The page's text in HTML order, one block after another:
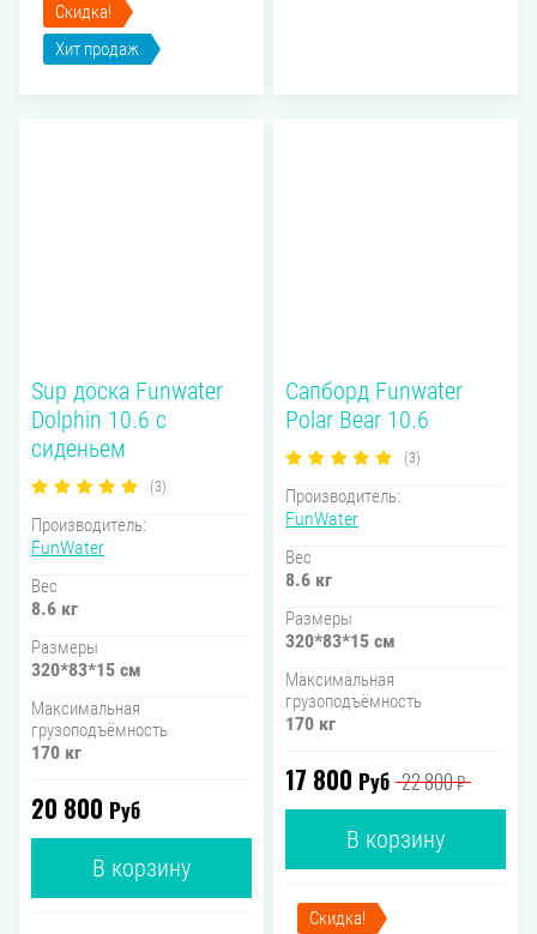
Скидка!
Хит продаж
Sup доска Funwater
Dolphin 10.6 с
сиденьем
(3)
Производитель:
FunWater
Вес
8.6 кг
Размеры
320*83*15 см
Максимальная
грузоподъёмность
170 кг
20 800 Руб
В корзину
Сапборд Funwater
Polar Bear 10.6
(3)
Производитель:
FunWater
Вес
8.6 кг
Размеры
320*83*15 см
Максимальная
грузоподъёмность
170 кг
17 800 Руб 22 800₽
В корзину
Скидка!